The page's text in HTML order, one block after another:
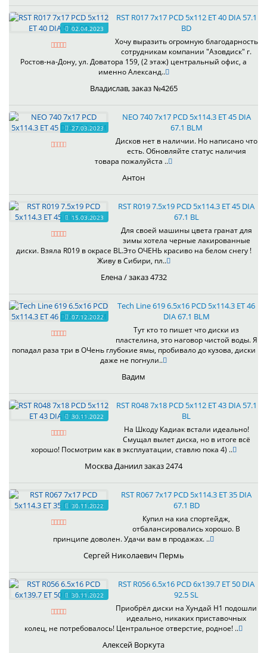
02.04.2023
RST R017 7x17 PCD 5x112 ET 40 DIA 57.1
BD
Хочу выразить огромную благодарность
сотрудникам компании "Азовдиск" г.
Ростов-на-Дону, ул. Доватора 159, (2 этаж) центральный офис, а
именно Александ..
Владислав, заказ №4265
27.03.2023
NEO 740 7x17 PCD 5x114.3 ET 45 DIA
67.1 BLM
Дисков нет в наличии. Но написано что
есть. Обновляйте статус наличия
товара пожалуйста ..
Антон
15.03.2023
RST R019 7.5x19 PCD 5x114.3 ET 45 DIA
67.1 BL
Для своей машины цвета гранат для
зимы хотела черные лакированные
диски. Взяла R019 в окрасе BL.Это ОЧЕНЬ красиво на белом снегу !
Живу в Сибири, пл..
Елена / заказ 4732
07.12.2022
Tech Line 619 6.5x16 PCD 5x114.3 ET 46
DIA 67.1 BLM
Тут кто то пишет что диски из
пластелина, это наговор чистой воды. Я
попадал раза три в ОЧень глубокие ямы, пробивало до кузова, диски
даже не погнули..
Вадим
30.11.2022
RST R048 7x18 PCD 5x112 ET 43 DIA 57.1
BL
На Шкоду Кадиак встали идеально!
Смущал вылет диска, но в итоге всё
хорошо! Посмотрим как в эксплуатации, ставлю пока 4) ..
Москва Даниил заказ 2474
30.11.2022
RST R067 7x17 PCD 5x114.3 ET 35 DIA
67.1 BD
Купил на киа спортейдж,
отбалансировались хорошо. В
принципе доволен. Удачи вам в продажах. ..
Сергей Николаевич Пермь
30.11.2022
RST R056 6.5x16 PCD 6x139.7 ET 50 DIA
92.5 SL
Приобрёл диски на Хундай H1 подошли
идеально, никаких приставочных
колец, не потребовалось! Центральное отверстие, родное! ..
Алексей Воркута